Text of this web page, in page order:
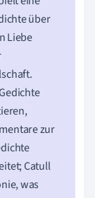
über
Liebe
zur
Catull
was